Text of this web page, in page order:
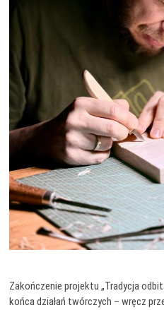
Zakończenie projektu „Tradycja
końca działań twórczych – wręcz